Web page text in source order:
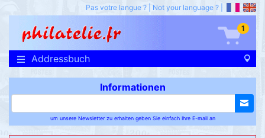
Pas votre langue ? Not your language ?
1
Addressbuch
Informationen
um unsere Newsletter zu erhalten geben Sie einfach Ihre E-mail an